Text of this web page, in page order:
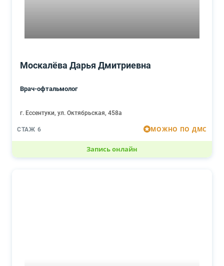
Москалёва Дарья Дмитриевна
Врач-офтальмолог
г. Ессентуки, ул. Октябрьская, 458а
СТАЖ 6 МОЖНО ПО ДМС
Запись онлайн